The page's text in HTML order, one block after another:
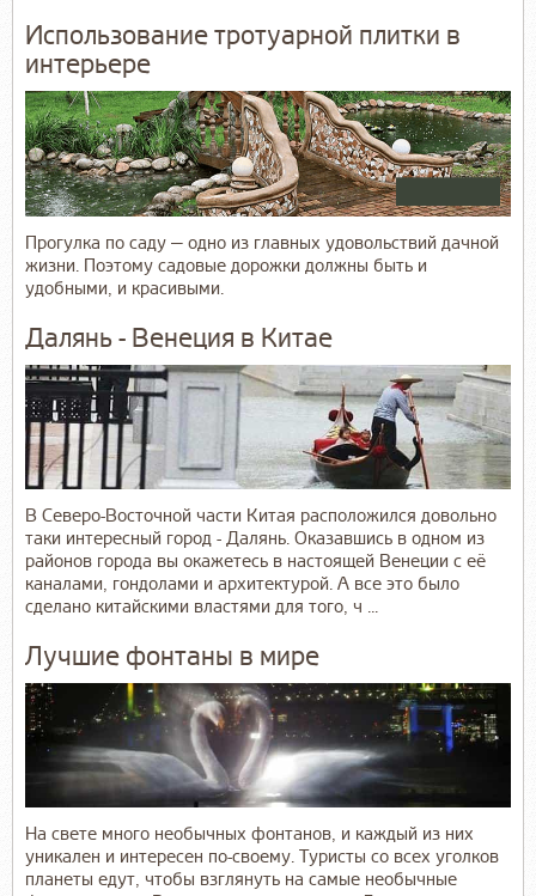
Использование тротуарной плитки в
интерьере
Прогулка по саду — одно из главных удовольствий дачной
жизни. Поэтому садовые дорожки должны быть и
удобными, и красивыми.
Далянь - Венеция в Китае
В Северо-Восточной части Китая расположился довольно
таки интересный город - Далянь. Оказавшись в одном из
районов города вы окажетесь в настоящей Венеции с её
каналами, гондолами и архитектурой. А все это было
сделано китайскими властями для того, ч ...
Лучшие фонтаны в мире
На свете много необычных фонтанов, и каждый из них
уникален и интересен по-своему. Туристы со всех уголков
планеты едут, чтобы взглянуть на самые необычные